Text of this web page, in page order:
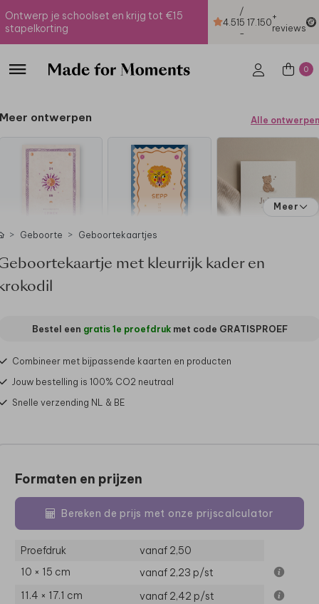
Ontwerp je schoolset en krijg tot €15
stapelkorting
4.51
/
5
-
17.150+
reviews
0
Meer ontwerpen Alle ontwerpen
Meer
Geboorte Geboortekaartjes
met kleurrijk kader en
Bestel een gratis 1e proefdrukmet code GRATISPROEF
Combineer met bijpassende kaarten en producten
Jouw bestelling is 100% CO2 neutraal
Snelle verzending NL & BE
Formaten en prijzen
Bereken de prijs met onze prijscalculator
Proefdruk
vanaf 2,50
10 × 15 cm
vanaf 2,23 p/st
11.4 × 17.1 cm
vanaf 2,42 p/st